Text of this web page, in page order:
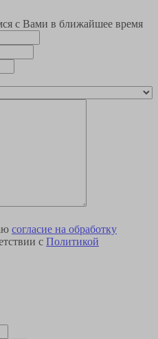
с Вами в ближайшее время
согласие на обработку
с Политикой